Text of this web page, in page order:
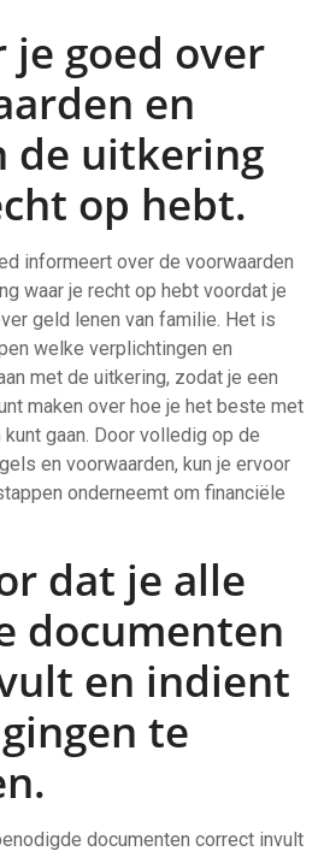
goed over
en
de uitkering
op hebt.
informeert over de voorwaarden
waar je recht op hebt voordat je
geld lenen van familie. Het is
welke verplichtingen en
met de uitkering, zodat je een
maken over hoe je het beste met
gaan. Door volledig op de
en voorwaarden, kun je ervoor
onderneemt om financiële
dat je alle
documenten
en indient
te
documenten correct invult